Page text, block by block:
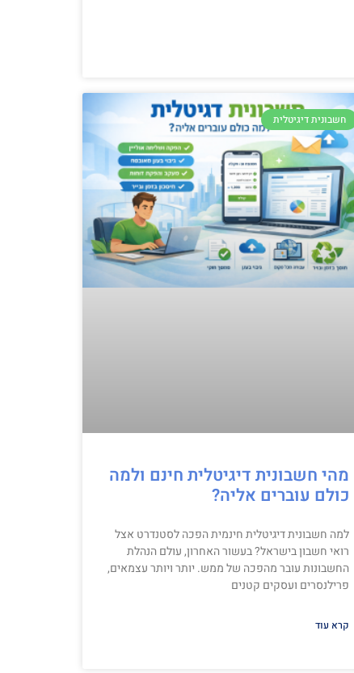
חשבונית דיגיטלית
מהי חשבונית דיגיטלית חינם ולמה
כולם עוברים אליה?
למה חשבונית דיגיטלית חינמית הפכה לסטנדרט אצל
רואי חשבון בישראל? בעשור האחרון, עולם הנהלת
החשבונות עובר מהפכה של ממש. יותר ויותר עצמאים,
פרילנסרים ועסקים קטנים
קרא עוד